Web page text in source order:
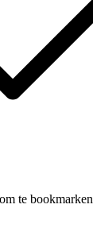
te bookmarken